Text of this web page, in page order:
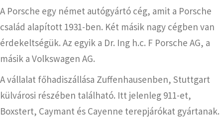
A Porsche egy német autógyártó cég, amit a Porsche
család alapított 1931-ben. Két másik nagy cégben van
érdekeltségük. Az egyik a Dr. Ing h.c. F Porsche AG, a
másik a Volkswagen AG.
A vállalat főhadiszállása Zuffenhausenben, Stuttgart
külvárosi részében található. Itt jelenleg 911-et,
Boxstert, Caymant és Cayenne terepjárókat gyártanak.